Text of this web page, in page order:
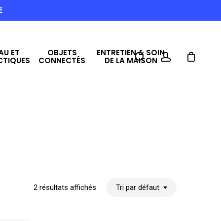
ET OBJETS
CONNECTÉS
ENTRETIEN & SOIN
DE LA MAISONsearchaccount
2 résultats affichés Tri par défaut